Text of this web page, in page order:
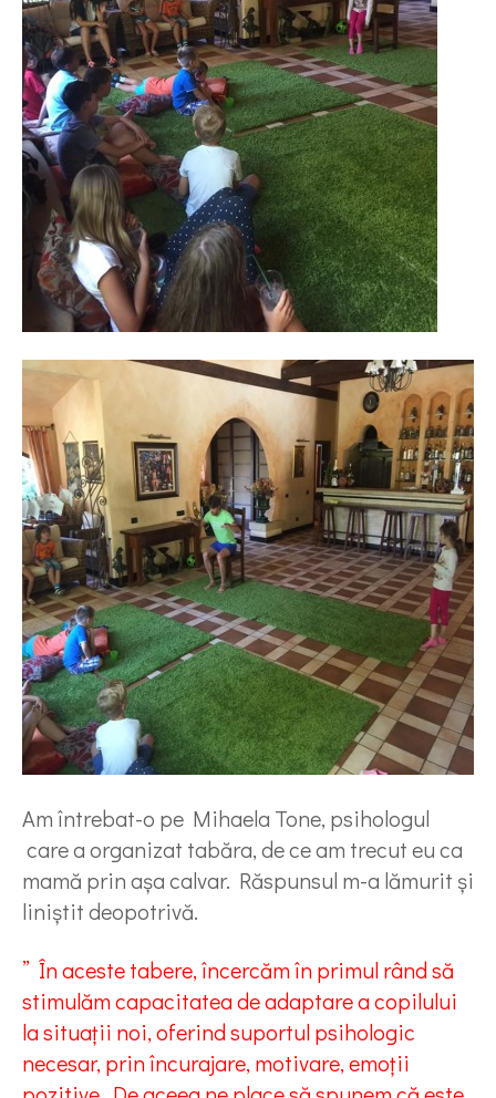
Am întrebat-o pe Mihaela Tone, psihologul
care a organizat tabăra, de ce am trecut eu ca
mamă prin așa calvar. Răspunsul m-a lămurit și
liniștit deopotrivă.
” În aceste tabere, încercăm în primul rând să
stimulăm capacitatea de adaptare a copilului
la situații noi, oferind suportul psihologic
necesar, prin încurajare, motivare, emoții